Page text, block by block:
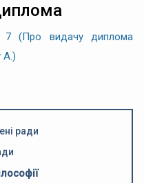
(Про видачу диплома
А.)
ради